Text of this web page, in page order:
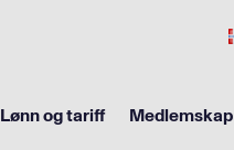
Lønn og tariff Medlemskap